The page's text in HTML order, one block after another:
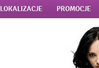
LOKALIZACJE PROMOCJE